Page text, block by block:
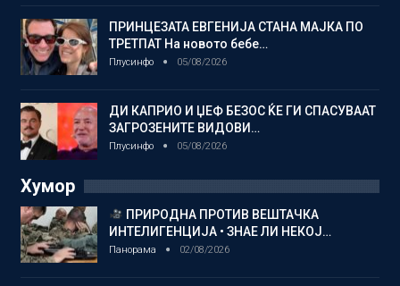
ПРИНЦЕЗАТА ЕВГЕНИЈА СТАНА МАЈКА ПО
ТРЕТПАТ На новото бебе…
Плусинфо 05/08/2026
ДИ КАПРИО И ЏЕФ БЕЗОС ЌЕ ГИ СПАСУВААТ
ЗАГРОЗЕНИТЕ ВИДОВИ…
Плусинфо 05/08/2026
Хумор
ПРИРОДНА ПРОТИВ ВЕШТАЧКА
ИНТЕЛИГЕНЦИЈА • ЗНАЕ ЛИ НЕКОЈ…
Панорама 02/08/2026